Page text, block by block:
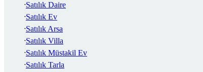
Satılık Daire
Satılık Ev
Satılık Arsa
Satılık Villa
Satılık Müstakil Ev
Satılık Tarla